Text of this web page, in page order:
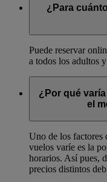
¿Para
Puede reservar
a todos los adultos
¿Por qué
el
Uno de los factores
vuelos varíe es la
horarios. Así pues,
precios distintos